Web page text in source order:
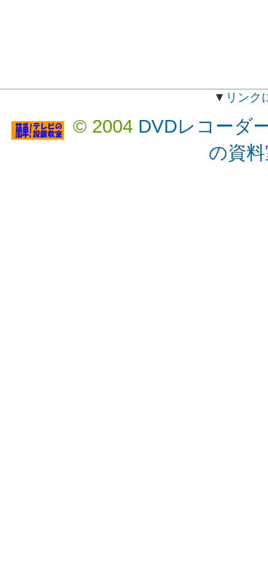
▼ リンク
© 2004 DVDレコーダ
の資